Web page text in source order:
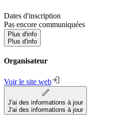
Dates d'inscription
Pas encore communiquées
Plus d'info
Plus d'info
Organisateur
Voir le site web
J'ai des informations à jour
J'ai des informations à jour